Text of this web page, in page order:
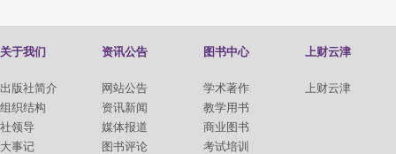
关于我们
出版社简介
组织结构
社领导
大事记
资讯公告
网站公告
资讯新闻
媒体报道
图书评论
图书中心
学术著作
教学用书
商业图书
考试培训
上财云津
上财云津